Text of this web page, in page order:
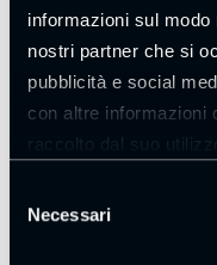
informazioni sul
nostri partner che si
pubblicità e social
con altre informazioni
raccolto dal suo
delNecessari
Il conferimento dei dati
presenti sul sito è
indicazione dei dati
“obbligatori”,il Servizio
Servizio.